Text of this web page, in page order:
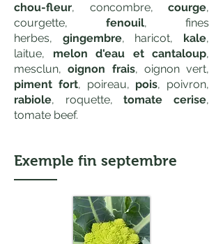
chou-fleur, concombre, courge,
courgette, fenouil, fines
herbes, gingembre, haricot, kale,
laitue, melon d'eau et cantaloup,
mesclun,oignon frais, oignon vert,
piment fort, poireau, pois, poivron,
rabiole, roquette, tomate cerise,
tomate beef.
Exemple fin septembre